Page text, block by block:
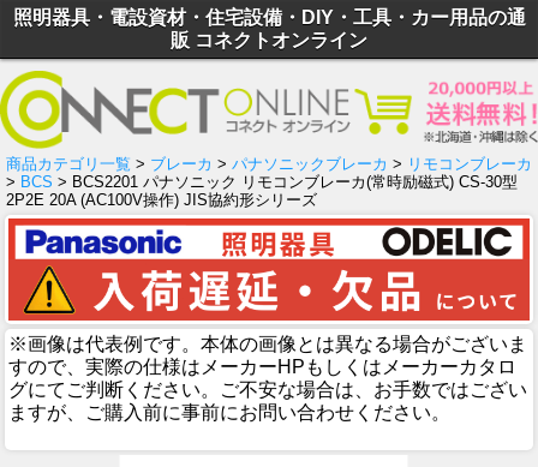
照明器具・電設資材・住宅設備・DIY・工具・カー用品の通
販 コネクトオンライン
商品カテゴリ一覧 > ブレーカ > パナソニックブレーカ > リモコンブレーカ
> BCS > BCS2201 パナソニック リモコンブレーカ(常時励磁式) CS-30型
2P2E 20A (AC100V操作) JIS協約形シリーズ
※画像は代表例です。本体の画像とは異なる場合がございま
すので、実際の仕様はメーカーHPもしくはメーカーカタロ
グにてご判断ください。ご不安な場合は、お手数ではござい
ますが、ご購入前に事前にお問い合わせください。